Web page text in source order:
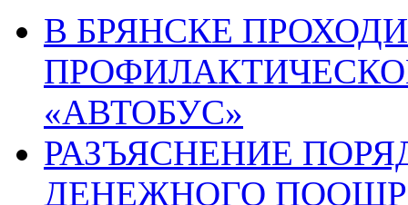
В БРЯНСКЕ
«АВТОБУС»
РАЗЪЯСНЕНИЕ
ДЕНЕЖНОГО